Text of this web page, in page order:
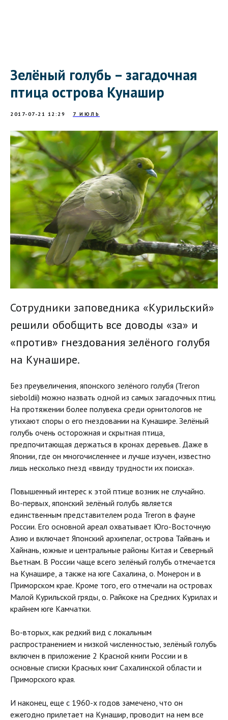
Зелёный голубь – загадочная
птица острова Кунашир
2017-07-21 12:29 7 ИЮЛЬ
Сотрудники заповедника «Курильский»
решили обобщить все доводы «за» и
«против» гнездования зелёного голубя
на Кунашире.
Без преувеличения, японского зелёного голубя (Treron
sieboldii) можно назвать одной из самых загадочных птиц.
На протяжении более полувека среди орнитологов не
утихают споры о его гнездовании на Кунашире. Зелёный
голубь очень осторожная и скрытная птица,
предпочитающая держаться в кронах деревьев. Даже в
Японии, где он многочисленнее и лучше изучен, известно
лишь несколько гнезд «ввиду трудности их поиска».
Повышенный интерес к этой птице возник не случайно.
Во-первых, японский зелёный голубь является
единственным представителем рода Treron в фауне
России. Его основной ареал охватывает Юго-Восточную
Азию и включает Японский архипелаг, острова Тайвань и
Хайнань, южные и центральные районы Китая и Северный
Вьетнам. В России чаще всего зелёный голубь отмечается
на Кунашире, а также на юге Сахалина, о. Монерон и в
Приморском крае. Кроме того, его отмечали на островах
Малой Курильской гряды, о. Райкоке на Средних Курилах и
крайнем юге Камчатки.
Во-вторых, как редкий вид с локальным
распространением и низкой численностью, зелёный голубь
включен в приложение 2 Красной книги России и в
основные списки Красных книг Сахалинской области и
Приморского края.
И наконец, еще с 1960-х годов замечено, что он
ежегодно прилетает на Кунашир, проводит на нем все